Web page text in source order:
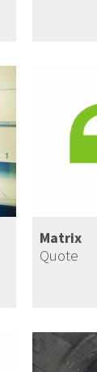
Matrix
Quote